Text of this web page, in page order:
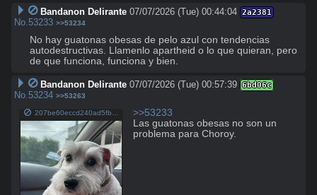
Bandanon Delirante 07/07/2026 (Tue) 00:44:04 2a2381
No. 53233 >>53234
No hay guatonas obesas de pelo azul con tendencias
autodestructivas. Llamenlo apartheid o lo que quieran, pero
de que funciona, funciona y bien.
Bandanon Delirante 07/07/2026 (Tue) 00:57:39 6bd06c
No. 53234 >>53263
>>53233
Las guatonas obesas no son un
problema para Choroy.